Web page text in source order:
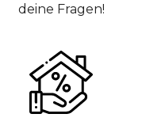
deine Fragen!